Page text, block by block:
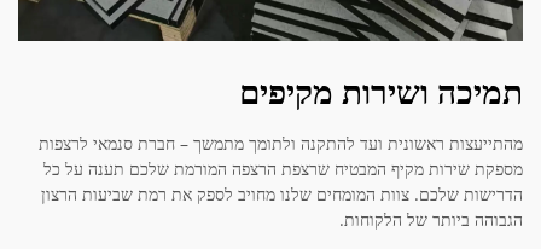
תמיכה ושירות מקיפים
מהתייעצות ראשונית ועד להתקנה ולתומך מתמשך – חברת סנמאי לרצפות
מספקת שירות מקיף המבטיח שרצפת הרצפה המורמת שלכם תענה על כל
הדרישות שלכם. צוות המומחים שלנו מחויב לספק את רמת שביעות הרצון
הגבוהה ביותר של הלקוחות.